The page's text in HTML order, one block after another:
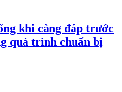
khi càng đáp trước
quá trình chuẩn bị